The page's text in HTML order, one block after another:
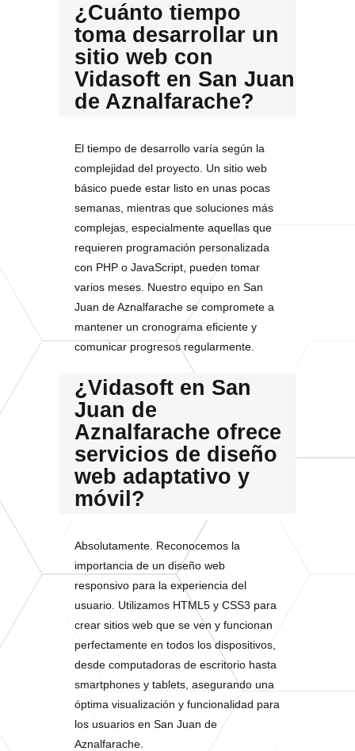
¿Cuánto tiempo
toma desarrollar un
sitio web con
Vidasoft en San Juan
de Aznalfarache?
El tiempo de desarrollo varía según la
complejidad del proyecto. Un sitio web
básico puede estar listo en unas pocas
semanas, mientras que soluciones más
complejas, especialmente aquellas que
requieren programación personalizada
con PHP o JavaScript, pueden tomar
varios meses. Nuestro equipo en San
Juan de Aznalfarache se compromete a
mantener un cronograma eficiente y
comunicar progresos regularmente.
¿Vidasoft en San
Juan de
Aznalfarache ofrece
servicios de diseño
web adaptativo y
móvil?
Absolutamente. Reconocemos la
importancia de un diseño web
responsivo para la experiencia del
usuario. Utilizamos HTML5 y CSS3 para
crear sitios web que se ven y funcionan
perfectamente en todos los dispositivos,
desde computadoras de escritorio hasta
smartphones y tablets, asegurando una
óptima visualización y funcionalidad para
los usuarios en San Juan de
Aznalfarache.